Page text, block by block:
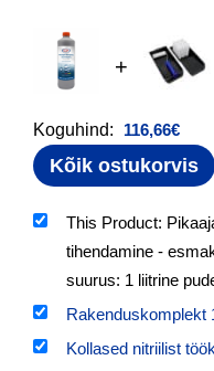
+
Koguhind: 116,66€
Kõik ostukorvis
This Product:
tihendamine -
suurus: 1 liitrine
Rakenduskomplekt
Kollased nitriilist